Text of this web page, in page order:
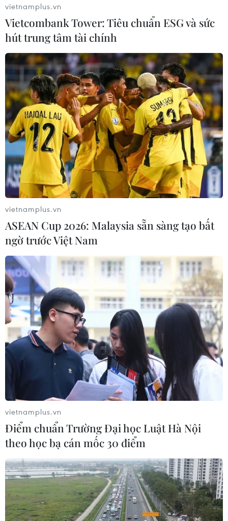
Fed không gây bất ngờ với quyết định giữ
nguyên lãi suất
09/11/2018 03:25
Fed đã quyết định giữ nguyên tỷ lệ lãi suất song vẫn
đánh đi tín hiệu về việc tiếp tục kế hoạch tăng lãi suất,
trước đà tăng trưởng vững của kinh tế Mỹ.
Châu Âu cảnh báo sẽ đáp trả thuế nhập
khẩu ôtô của Mỹ
15/11/2018 07:26
Liên minh châu Âu (EU) đã chuẩn bị các biện pháp đáp
trả nếu Tổng thống Donald Trump áp thuế mới đối với
ôtô của các nước thành viên liên minh xuất khẩu sang
thị trường Mỹ.
vietnamplus.vn
Vietcombank Tower: Tiêu chuẩn ESG và sức
hút trung tâm tài chính
vietnamplus.vn
ASEAN Cup 2026: Malaysia sẵn sàng tạo bất
ngờ trước Việt Nam
vietnamplus.vn
Điểm chuẩn Trường Đại học Luật Hà Nội
theo học bạ cán mốc 30 điểm